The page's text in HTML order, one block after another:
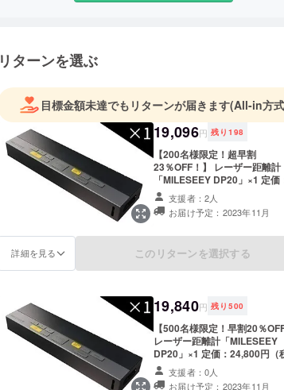
のニーズを十分に満たす製品をご提供し続けることが弊
製品及び配送に関するお問い合わせ→Eメール：
support@gather-tech.jp
リターンを選ぶ
目標金額未達でもリターンが届きます(All-in方
19,096円 残り 198
【200名様限定！超早割
23％OFF！】 レーザー距離計
「MILESEEY DP20」×1 定価
24,800円（税込） ※送料込み（
国内限定） 内容物： レーザー
計×1 収納袋×1 ストラップ×1
支援者：2人
お届け予定：2023年11月
詳細を見る このリターンを選択する
19,840円 残り 500
【500名様限定！早割20％OFF
レーザー距離計「MILESEEY
DP20」×1 定価：24,800円（
※送料込み（日本国内限定） 内
物： レーザー距離計×1 収納袋
支援者：0人
お届け予定：2023年11月